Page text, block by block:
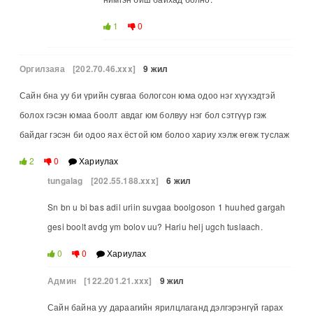
1 0
Оргилзаяа [202.70.46.xxx] 9 жил
Сайн бна уу би үрийн сувгаа бологсон юма одоо нэг хүүхэдтэй
болох гэсэн юмаа боолт авдаг юм болвуу нэг бол сэтгүүр гэж
байдаг гэсэн би одоо яах ёстой юм болоо хариу хэлж өгөж туслаж
2 0 Хариулах
tungalag [202.55.188.xxx] 6 жил
Sn bn u bi bas adil uriin suvgaa boolgoson 1 huuhed gargah
gesi boolt avdg ym bolov uu? Hariu helj ugch tuslaach.
0 0 Хариулах
Админ [122.201.21.xxx] 9 жил
Сайн байна уу дараагийн ярилцлаганд дэлгэрэнгүй гарах